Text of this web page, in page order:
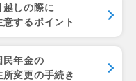
越しの際に
意するポイント
民年金の
所変更の手続き